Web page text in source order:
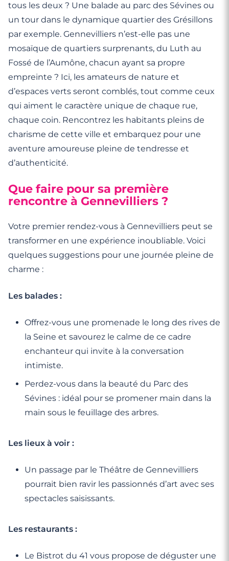
tous les deux ? Une balade au parc des Sévines ou
un tour dans le dynamique quartier des Grésillons
par exemple. Gennevilliers n’est-elle pas une
mosaïque de quartiers surprenants, du Luth au
Fossé de l’Aumône, chacun ayant sa propre
empreinte ? Ici, les amateurs de nature et
d’espaces verts seront comblés, tout comme ceux
qui aiment le caractère unique de chaque rue,
chaque coin. Rencontrez les habitants pleins de
charisme de cette ville et embarquez pour une
aventure amoureuse pleine de tendresse et
d’authenticité.
Que faire pour sa première
rencontre à Gennevilliers ?
Votre premier rendez-vous à Gennevilliers peut se
transformer en une expérience inoubliable. Voici
quelques suggestions pour une journée pleine de
charme :
Les balades :
Offrez-vous une promenade le long des rives de
la Seine et savourez le calme de ce cadre
enchanteur qui invite à la conversation
intimiste.
Perdez-vous dans la beauté du Parc des
Sévines : idéal pour se promener main dans la
main sous le feuillage des arbres.
Les lieux à voir :
Un passage par le Théâtre de Gennevilliers
pourrait bien ravir les passionnés d’art avec ses
spectacles saisissants.
Les restaurants :
Le Bistrot du 41 vous propose de déguster une